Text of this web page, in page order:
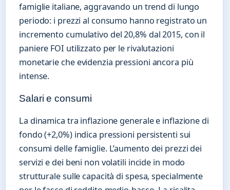
famiglie italiane, aggravando un trend di lungo
periodo: i prezzi al consumo hanno registrato un
incremento cumulativo del 20,8% dal 2015, con il
paniere FOI utilizzato per le rivalutazioni
monetarie che evidenzia pressioni ancora più
intense.
Salari e consumi
La dinamica tra inflazione generale e inflazione di
fondo (+2,0%) indica pressioni persistenti sui
consumi delle famiglie. L’aumento dei prezzi dei
servizi e dei beni non volatili incide in modo
strutturale sulle capacità di spesa, specialmente